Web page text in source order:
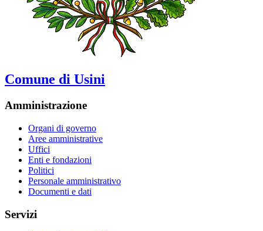
Comune di Usini
Amministrazione
Organi di governo
Aree amministrative
Uffici
Enti e fondazioni
Politici
Personale amministrativo
Documenti e dati
Servizi